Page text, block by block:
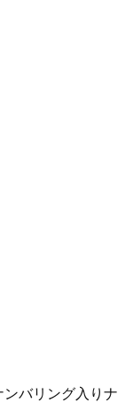
バリング入りナ